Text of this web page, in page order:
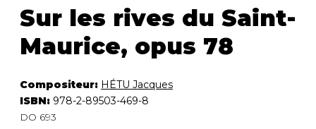
Sur les rives du Saint-
Maurice, opus 78
Compositeur: HÉTU Jacques
ISBN: 978-2-89503-469-8
DO 693